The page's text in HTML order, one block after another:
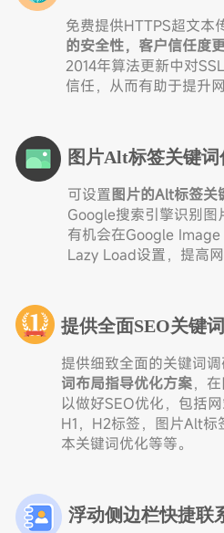
免费提供HTTPS超文本
的安全性，客户信任度
2014年算法更新中对
信任，从而有助于提升
图片Alt标签关键词
可设置图片的Alt标签关
Google搜索引擎识别图
有机会在Google
Lazy Load设置，提高
提供全面SEO关键
提供细致全面的关键词
词布局指导优化方案，
以做好SEO优化，包括
H1，H2标签，图片Alt标
本关键词优化等等。
浮动侧边栏快捷联